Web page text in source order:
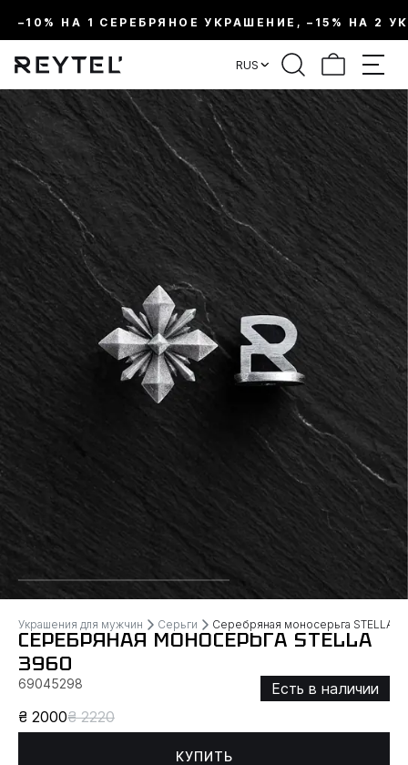
–10% НА 1 СЕРЕБРЯНОЕ УКРАШЕНИЕ, –15% НА 2
RUS
Украшения для мужчин Серьги Серебряная моносерьга STELLA
СЕРЕБРЯНАЯ МОНОСЕРЬГА STELLA
3960
69045298
Есть в наличии
₴ 2000₴ 2220
КУПИТЬ